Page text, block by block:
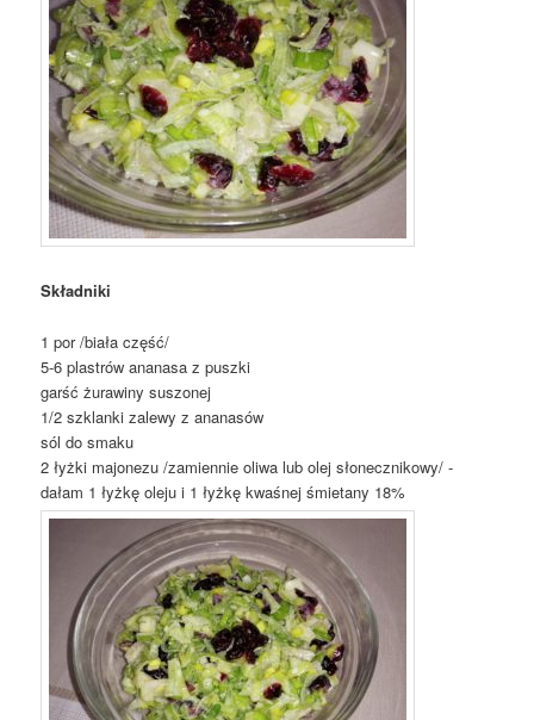
Składniki
1 por /biała część/
5-6 plastrów ananasa z puszki
garść żurawiny suszonej
1/2 szklanki zalewy z ananasów
sól do smaku
2 łyżki majonezu /zamiennie oliwa lub olej słonecznikowy/ -
dałam 1 łyżkę oleju i 1 łyżkę kwaśnej śmietany 18%